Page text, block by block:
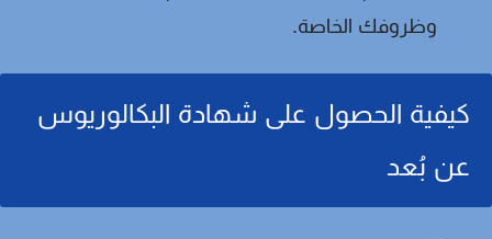
وظروفك الخاصة.
كيفية الحصول على شهادة البكالوريوس
عن بُعد